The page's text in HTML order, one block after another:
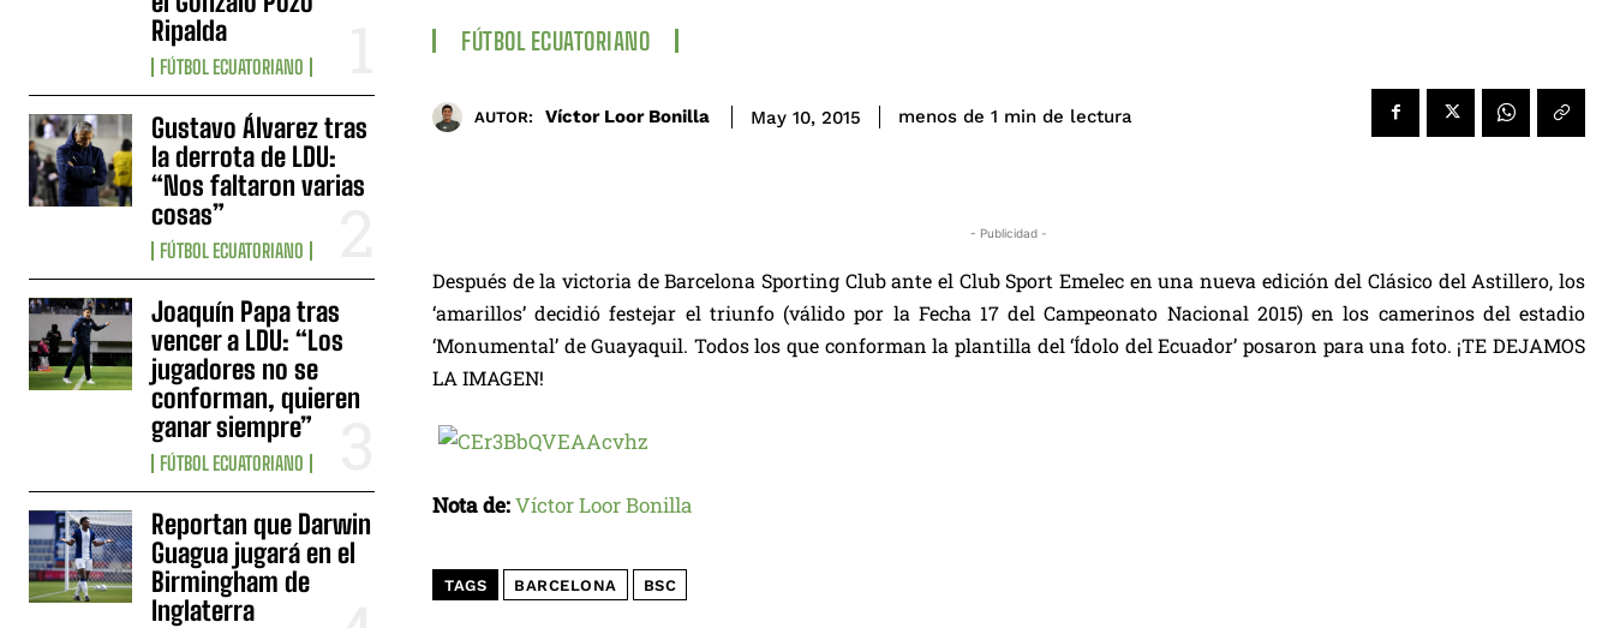
Ripalda
FÚTBOL ECUATORIANO
Gustavo Álvarez tras
la derrota de LDU:
“Nos faltaron varias
cosas”
FÚTBOL ECUATORIANO
Joaquín Papa tras
vencer a LDU: “Los
jugadores no se
conforman, quieren
ganar siempre”
FÚTBOL ECUATORIANO
Reportan que Darwin
Guagua jugará en el
Birmingham de
Inglaterra
FÚTBOL ECUATORIANO
AUTOR: Víctor Loor Bonilla May 10, 2015 menos de 1 min de lectura
- Publicidad -
Después de la victoria de Barcelona Sporting Club ante el Club Sport Emelec en una nueva edición del Clásico del Astillero, los
‘amarillos’ decidió festejar el triunfo (válido por la Fecha 17 del Campeonato Nacional 2015) en los camerinos del estadio
‘Monumental’ de Guayaquil. Todos los que conforman la plantilla del ‘Ídolo del Ecuador’ posaron para una foto. ¡TE DEJAMOS
LA IMAGEN!
Nota de:Víctor Loor Bonilla
TAGS BARCELONA BSC